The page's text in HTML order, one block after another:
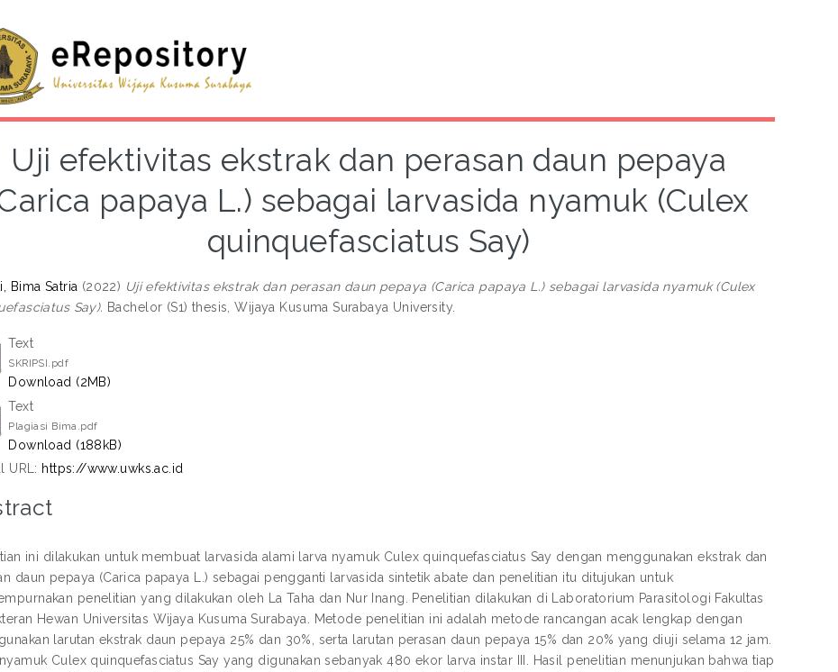
Uji efektivitas ekstrak dan perasan daun pepaya
papaya L.) sebagai larvasida nyamuk (Culex
quinquefasciatus Say)
Bima Satria (2022) Uji efektivitas ekstrak dan perasan daun pepaya (Carica papaya L.) sebagai larvasida nyamuk (Culex
Say). Bachelor (S1) thesis, Wijaya Kusuma Surabaya University.
Text
SKRIPSI.pdf
Download (2MB)
Text
Plagiasi Bima.pdf
Download (188kB)
URL: https://www.uwks.ac.id
ini dilakukan untuk membuat larvasida alami larva nyamuk Culex quinquefasciatus Say dengan menggunakan ekstrak dan
daun pepaya (Carica papaya L.) sebagai pengganti larvasida sintetik abate dan penelitian itu ditujukan untuk
penelitian yang dilakukan oleh La Taha dan Nur Inang. Penelitian dilakukan di Laboratorium Parasitologi Fakultas
Hewan Universitas Wijaya Kusuma Surabaya. Metode penelitian ini adalah metode rancangan acak lengkap dengan
larutan ekstrak daun pepaya 25% dan 30%, serta larutan perasan daun pepaya 15% dan 20% yang diuji selama 12 jam.
nyamuk Culex quinquefasciatus Say yang digunakan sebanyak 480 ekor larva instar III. Hasil penelitian menunjukan bahwa tiap